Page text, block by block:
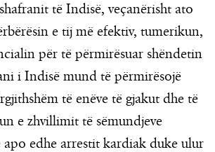
të Indisë, veçanërisht ato
e tij më efektiv, tumerikun,
për të përmirësuar shëndetin
i Indisë mund të përmirësojë
të enëve të gjakut dhe të
e zhvillimit të sëmundjeve
apo edhe arrestit kardiak duke ulur